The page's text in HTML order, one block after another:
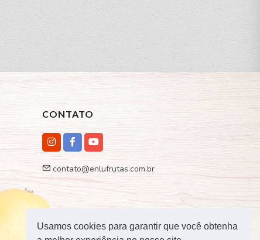
Usamos cookies para garantir que você obtenha
CONTATO
contato@enlufrutas.com.br